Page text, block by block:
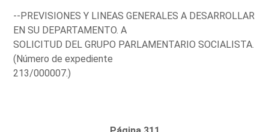
--PREVISIONES Y LINEAS GENERALES A DESARROLLAR
EN SU DEPARTAMENTO. A
SOLICITUD DEL GRUPO PARLAMENTARIO SOCIALISTA.
(Número de expediente
213/000007.)